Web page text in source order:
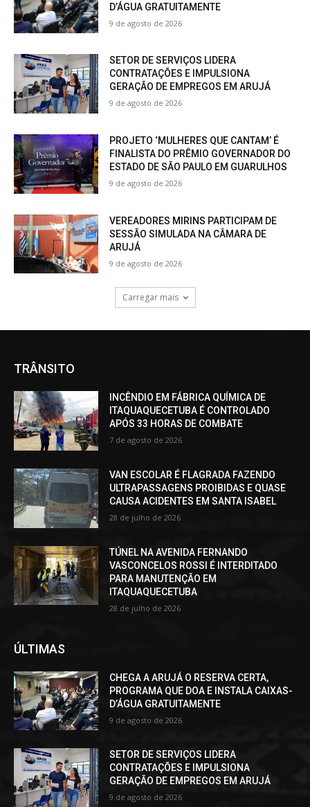
D’ÁGUA GRATUITAMENTE
9 de agosto de 2026
SETOR DE SERVIÇOS LIDERA
CONTRATAÇÕES E IMPULSIONA
GERAÇÃO DE EMPREGOS EM ARUJÁ
9 de agosto de 2026
PROJETO ‘MULHERES QUE CANTAM’ É
FINALISTA DO PRÊMIO GOVERNADOR DO
ESTADO DE SÃO PAULO EM GUARULHOS
9 de agosto de 2026
VEREADORES MIRINS PARTICIPAM DE
SESSÃO SIMULADA NA CÂMARA DE
ARUJÁ
9 de agosto de 2026
Carregar mais
TRÂNSITO
INCÊNDIO EM FÁBRICA QUÍMICA DE
ITAQUAQUECETUBA É CONTROLADO
APÓS 33 HORAS DE COMBATE
7 de agosto de 2026
VAN ESCOLAR É FLAGRADA FAZENDO
ULTRAPASSAGENS PROIBIDAS E QUASE
CAUSA ACIDENTES EM SANTA ISABEL
28 de julho de 2026
TÚNEL NA AVENIDA FERNANDO
VASCONCELOS ROSSI É INTERDITADO
PARA MANUTENÇÃO EM
ITAQUAQUECETUBA
28 de julho de 2026
ÚLTIMAS
CHEGA A ARUJÁ O RESERVA CERTA,
PROGRAMA QUE DOA E INSTALA CAIXAS-
D’ÁGUA GRATUITAMENTE
9 de agosto de 2026
SETOR DE SERVIÇOS LIDERA
CONTRATAÇÕES E IMPULSIONA
GERAÇÃO DE EMPREGOS EM ARUJÁ
9 de agosto de 2026